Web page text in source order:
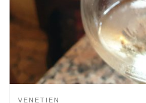
VENETIEN